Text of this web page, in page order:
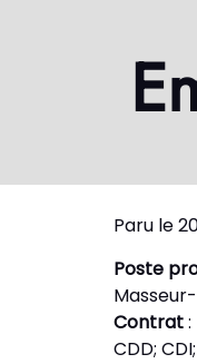
Paru le
Poste
Contrat:
CDD;